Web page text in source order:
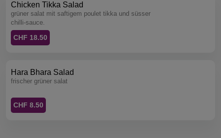
Chicken Tikka Salad
grüner salat mit saftigem poulet tikka und süsser
chilli-sauce.
CHF 18.50
Hara Bhara Salad
frischer grüner salat
CHF 8.50